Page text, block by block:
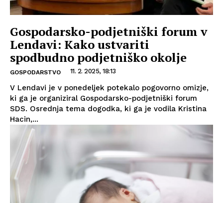
Gospodarsko-podjetniški forum v
Lendavi: Kako ustvariti
spodbudno podjetniško okolje
GOSPODARSTVO 11. 2. 2025, 18:13
V Lendavi je v ponedeljek potekalo pogovorno omizje,
ki ga je organiziral Gospodarsko-podjetniški forum
SDS. Osrednja tema dogodka, ki ga je vodila Kristina
Hacin,...